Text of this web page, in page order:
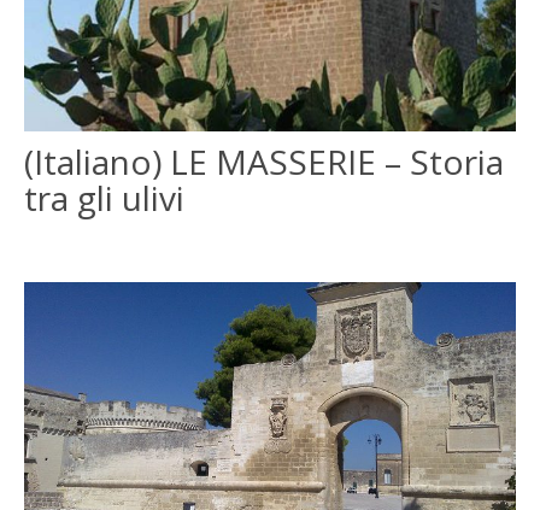
(Italiano) LE MASSERIE – Storia
tra gli ulivi